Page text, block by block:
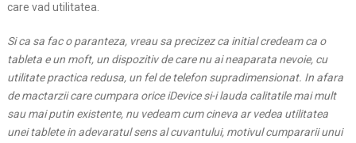
care vad utilitatea.
Si ca sa fac o paranteza, vreau sa precizez ca initial credeam ca o
tableta e un moft, un dispozitiv de care nu ai neaparata nevoie, cu
utilitate practica redusa, un fel de telefon supradimensionat. In afara
de mactarzii care cumpara orice iDevice si-i lauda calitatile mai mult
sau mai putin existente, nu vedeam cum cineva ar vedea utilitatea
unei tablete in adevaratul sens al cuvantului, motivul cumpararii unui